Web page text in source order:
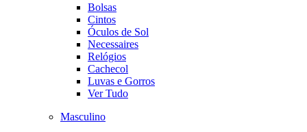
Bolsas
Cintos
Óculos de Sol
Necessaires
Relógios
Cachecol
Luvas e Gorros
Ver Tudo
Masculino